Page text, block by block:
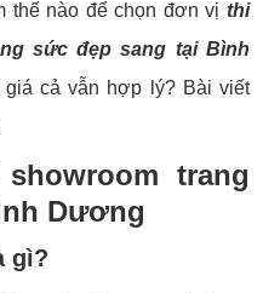
thế nào để chọn đơn vị thi
sức đẹp sang tại Bình
cả vẫn hợp lý? Bài viết
trang
Dương
gì?